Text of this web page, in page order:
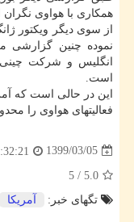
همکاری با هواوی
از سوی دیگر ویکتور
نموده چنین گزارشی
انگلیس و شرکت
است.
این در حالی است که
فعالیتهای هواوی را
1399/03/05
5.0
/
5
تگهای خبر:
آمریكا